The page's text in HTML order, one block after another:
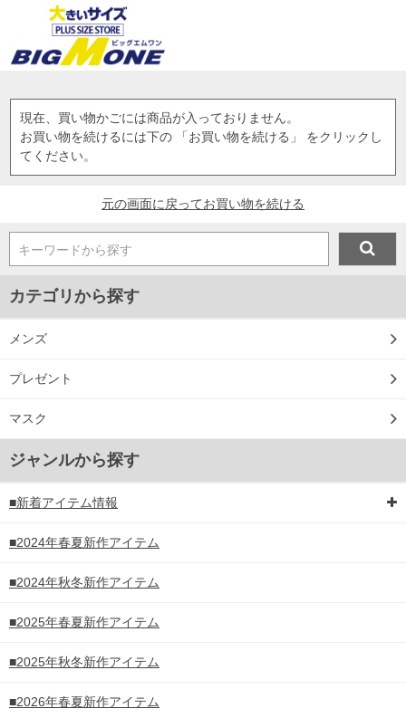
現在、買い物かごには商品が入っておりません。
お買い物を続けるには下の 「お買い物を続ける」 をクリックし
てください。
元の画面に戻ってお買い物を続ける
キーワードから探す
カテゴリから探す
メンズ
プレゼント
マスク
ジャンルから探す
■新着アイテム情報
■2024年春夏新作アイテム
■2024年秋冬新作アイテム
■2025年春夏新作アイテム
■2025年秋冬新作アイテム
■2026年春夏新作アイテム